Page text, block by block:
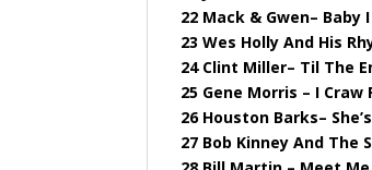
22 Mack & Gwen–
23 Wes Holly And His
24 Clint Miller– Til The
25 Gene Morris – I Craw
26 Houston Barks–
27 Bob Kinney And The